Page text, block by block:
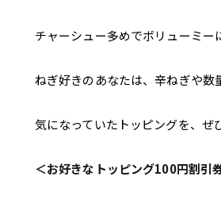
チャーシュー多めでボリューミー
ねぎ好きのあなたは、辛ねぎや
気になっていたトッピングを、
＜お好きなトッピング100円割引